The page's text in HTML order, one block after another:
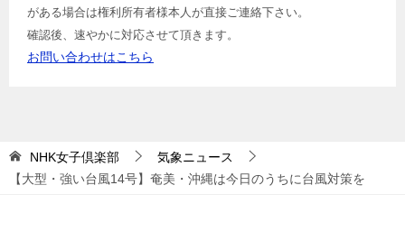
がある場合は権利所有者様本人が直接ご連絡下さい。
確認後、速やかに対応させて頂きます。
お問い合わせはこちら
NHK女子倶楽部
気象ニュース
【大型・強い台風14号】奄美・沖縄は今日のうちに台風対策を